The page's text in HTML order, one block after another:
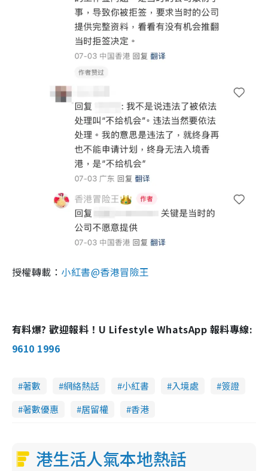
授權轉載： 小紅書@香港冒險王
有料爆? 歡迎報料！U Lifestyle WhatsApp 報料專線:
9610 1996
著數 網絡熱話 小紅書 入境處
簽證
著數優惠
居留權 香港
港生活人氣本地熱話